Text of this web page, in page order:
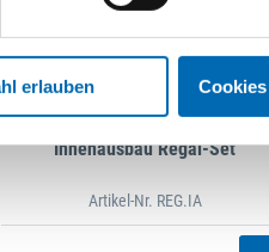
erlauben
DAMAZEN
Innenausbau Regal-Set
Artikel-Nr. REG.IA